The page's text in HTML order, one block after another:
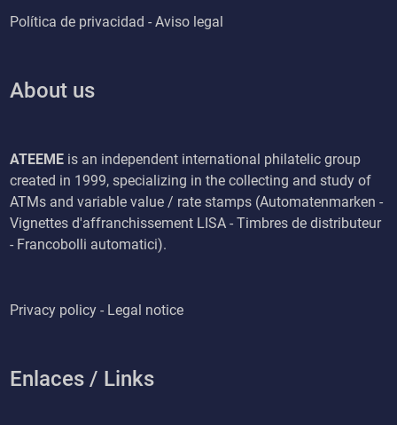
Política de privacidad - Aviso legal
About us
ATEEME is an independent international philatelic group
created in 1999, specializing in the collecting and study of
ATMs and variable value / rate stamps (Automatenmarken -
Vignettes d'affranchissement LISA - Timbres de distributeur
- Francobolli automatici).
Privacy policy - Legal notice
Enlaces / Links